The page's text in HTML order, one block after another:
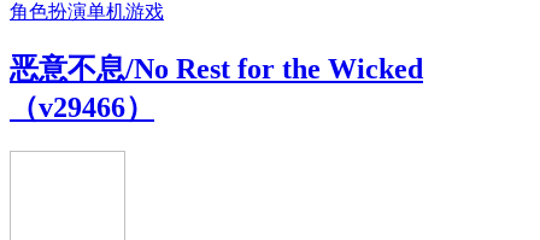
角色扮演单机游戏
恶意不息/No Rest for the Wicked
（v29466）